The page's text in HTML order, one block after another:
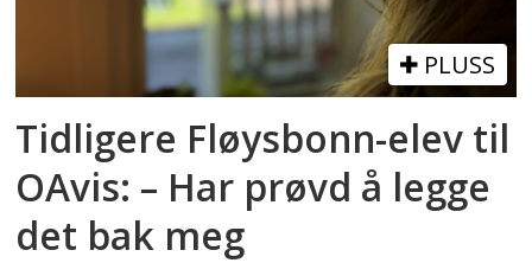
PLUSS
Tidligere Fløysbonn-elev til
OAvis: – Har prøvd å legge
det bak meg